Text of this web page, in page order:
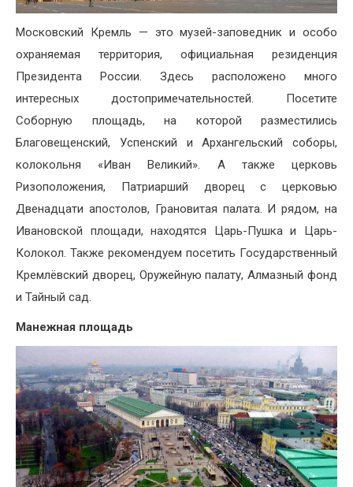
Московский Кремль — это музей-заповедник и особо
охраняемая территория, официальная резиденция
Президента России. Здесь расположено много
интересных достопримечательностей. Посетите
Соборную площадь, на которой разместились
Благовещенский, Успенский и Архангельский соборы,
колокольня «Иван Великий». А также церковь
Ризоположения, Патриарший дворец с церковью
Двенадцати апостолов, Грановитая палата. И рядом, на
Ивановской площади, находятся Царь-Пушка и Царь-
Колокол. Также рекомендуем посетить Государственный
Кремлёвский дворец, Оружейную палату, Алмазный фонд
и Тайный сад.
Манежная площадь